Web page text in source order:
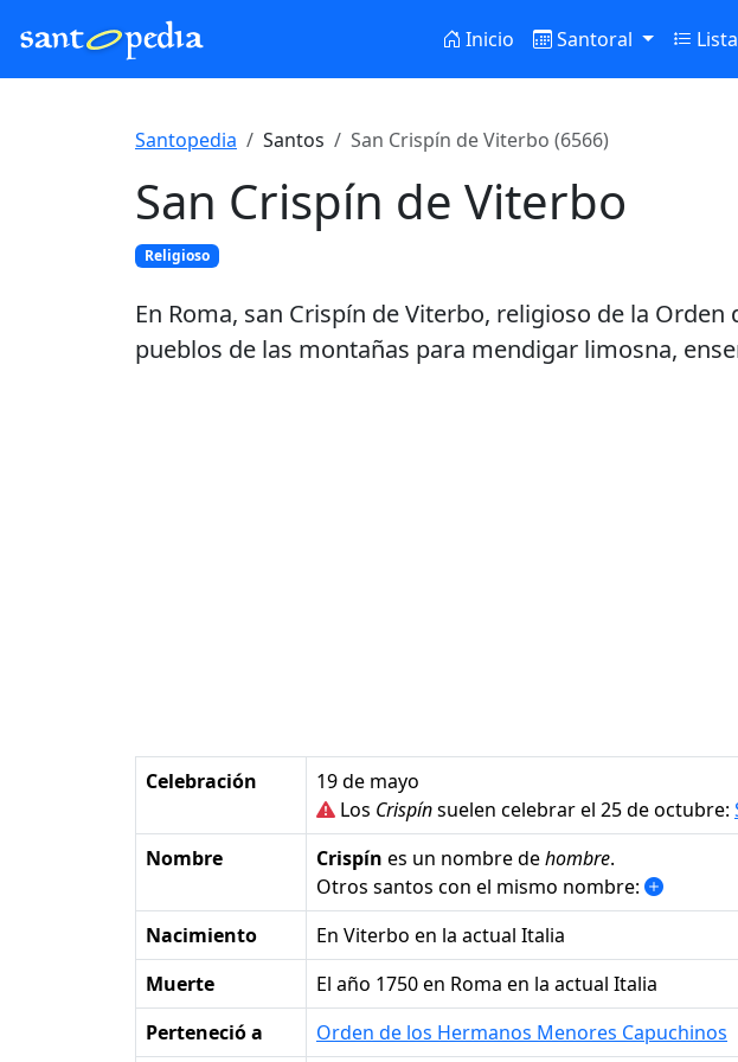
Inicio Santoral
Santopedia Santos San Crispín de Viterbo (6566)
San Crispín de Viterbo
Religioso
En Roma, san Crispín de Viterbo, religioso de la
pueblos de las montañas para mendigar limosna,
Celebración 19 de mayo
Los Crispínsuelen celebrar el 25 de octubre:
Nombre
Crispín es un nombre dehombre.
Otros santos con el mismo nombre:
Nacimiento
en Viterbo en la actual Italia
Muerte el año 1750 en Roma en la actual Italia
Perteneció a Orden de los Hermanos Menores Capuchinos